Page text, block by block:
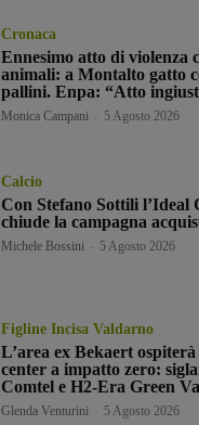
Cronaca
Ennesimo atto di violenza
animali: a Montalto gatto
pallini. Enpa: “Atto
Monica Campani 5 Agosto 2026
Calcio
Con Stefano Sottili l’Ideal
chiude la campagna
Michele Bossini 5 Agosto 2026
Figline Incisa Valdarno
L’area ex Bekaert
center a impatto zero:
Comtel e H2-Era Green
Glenda Venturini 5 Agosto 2026